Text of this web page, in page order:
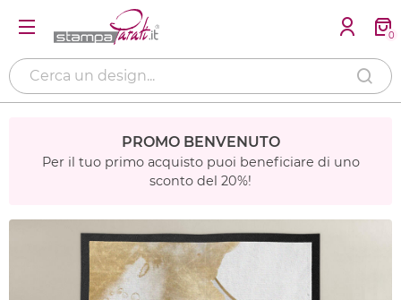
0
PROMO BENVENUTO
Per il tuo primo acquisto puoi beneficiare di uno
sconto del 20%!